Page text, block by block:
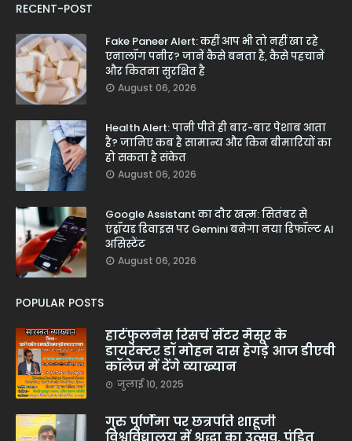
RECENT-POST
Fake Paneer Alert: कहीं आप भी तो नहीं खा रहे
एनालॉग पनीर? जानें कैसे बनता है, कैसे पहचानें
और कितना सुरक्षित है
August 06, 2026
Health Alert: पानी पीते ही बार-बार पेशाब आता
है? जानिए कब है सामान्य और किन बीमारियों का
हो सकता है संकेत
August 06, 2026
Google Assistant का दौर खत्म: सितंबर से
एंड्रॉयड डिवाइस पर Gemini बनेगा नया डिफॉल्ट AI
असिस्टेंट
August 06, 2026
POPULAR POSTS
हार्टफुलनेस रिसर्च सेंटर मैसूर के
डायरेक्टर डॉ मोहन दास हेगड़े आज डीएवी
कॉलेज में देंगे व्याख्यान
जुलाई 10, 2025
गुरु पूर्णिमा पर छत्रपति शाहूजी